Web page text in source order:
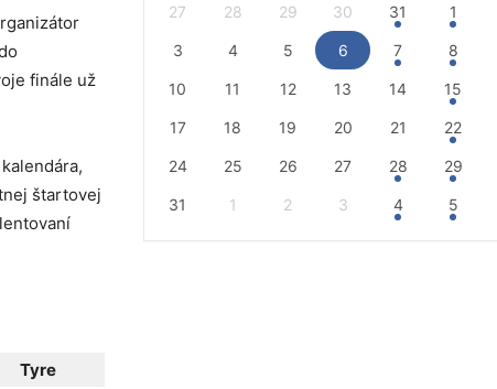
finále už
štartovej
Tyre
27 28 29 30 31 1
3 4 5 6 7 8
10 11 12 13 14 15
17 18 19 20 21 22
24 25 26 27 28 29
31 1 2 3 4 5